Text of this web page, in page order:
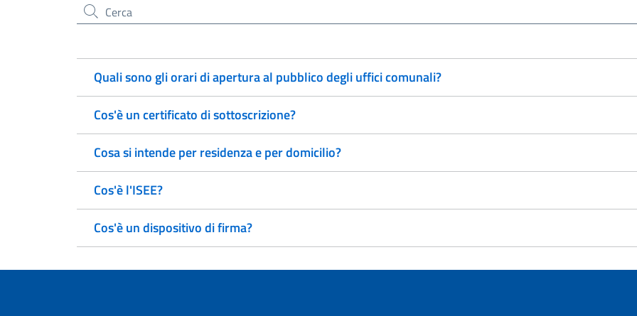
Cerca nel sito
Quali sono gli orari di apertura al pubblico degli uffici comunali?
Cos'è un certificato di sottoscrizione?
Cosa si intende per residenza e per domicilio?
Cos'è l'ISEE?
Cos'è un dispositivo di firma?